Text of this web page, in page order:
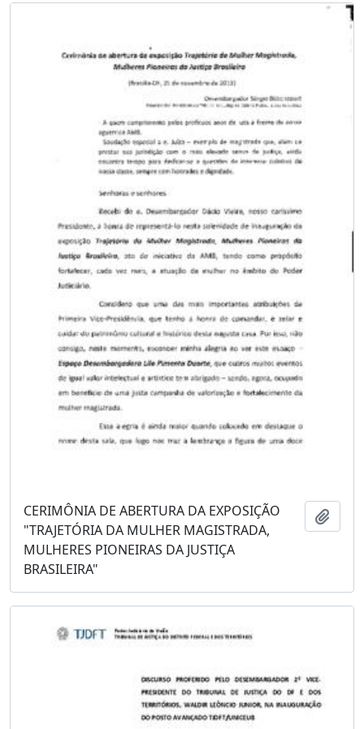
CERIMÔNIA DE ABERTURA DA EXPOSIÇÃO
"TRAJETÓRIA DA MULHER MAGISTRADA,
MULHERES PIONEIRAS DA JUSTIÇA
BRASILEIRA"